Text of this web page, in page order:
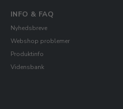
INFO & FAQ
Nyhedsbreve
Webshop problemer
Produktinfo
Vidensbank